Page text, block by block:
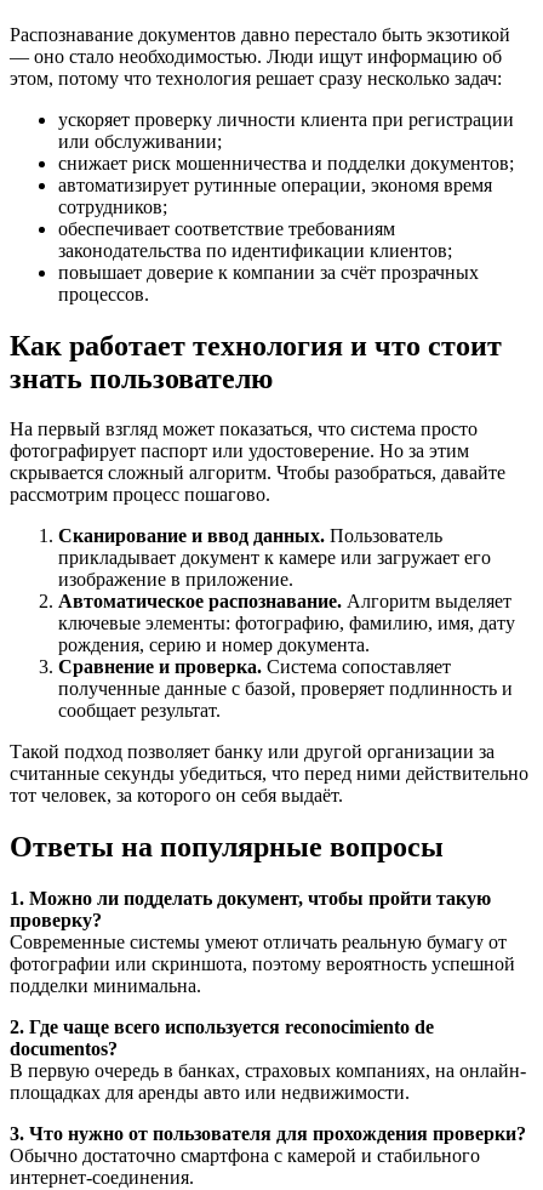
Распознавание документов давно перестало быть экзотикой
— оно стало необходимостью. Люди ищут информацию об
этом, потому что технология решает сразу несколько задач:
ускоряет проверку личности клиента при регистрации
или обслуживании;
снижает риск мошенничества и подделки документов;
автоматизирует рутинные операции, экономя время
сотрудников;
обеспечивает соответствие требованиям
законодательства по идентификации клиентов;
повышает доверие к компании за счёт прозрачных
процессов.
Как работает технология и что стоит
знать пользователю
На первый взгляд может показаться, что система просто
фотографирует паспорт или удостоверение. Но за этим
скрывается сложный алгоритм. Чтобы разобраться, давайте
рассмотрим процесс пошагово.
Сканирование и ввод данных. Пользователь
прикладывает документ к камере или загружает его
изображение в приложение.
Автоматическое распознавание. Алгоритм выделяет
ключевые элементы: фотографию, фамилию, имя, дату
рождения, серию и номер документа.
Сравнение и проверка. Система сопоставляет
полученные данные с базой, проверяет подлинность и
сообщает результат.
Такой подход позволяет банку или другой организации за
считанные секунды убедиться, что перед ними действительно
тот человек, за которого он себя выдаёт.
Ответы на популярные вопросы
1. Можно ли подделать документ, чтобы пройти такую
проверку?
Современные системы умеют отличать реальную бумагу от
фотографии или скриншота, поэтому вероятность успешной
подделки минимальна.
2. Где чаще всего используется reconocimiento de
documentos?
В первую очередь в банках, страховых компаниях, на онлайн-
площадках для аренды авто или недвижимости.
3. Что нужно от пользователя для прохождения проверки?
Обычно достаточно смартфона с камерой и стабильного
интернет-соединения.